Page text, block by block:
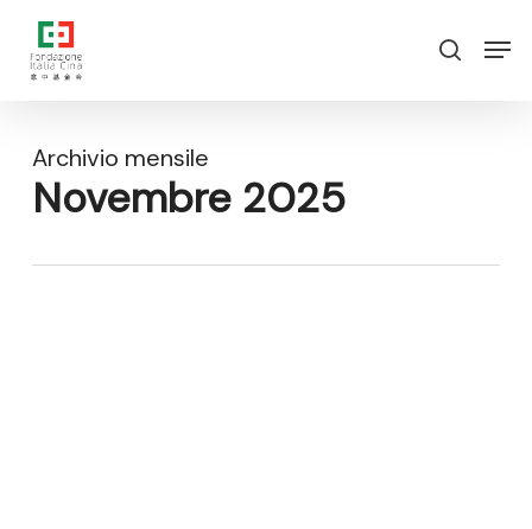
contenuto
ricerca
Archivio mensile
Novembre 2025